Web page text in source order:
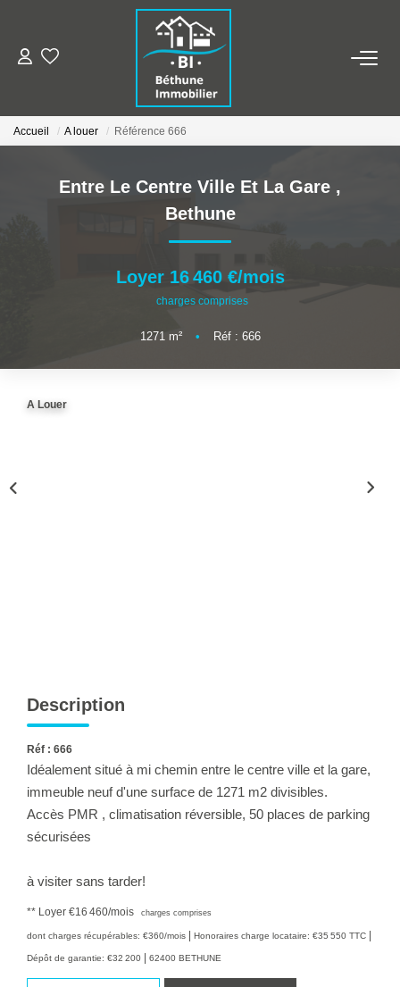
ALERTE MAILS
ESTIMER VOTRE BIEN
NOS AGENCES
Qui Sommes Nous
Nos Contacts
Nos Actualités
ACCES COPRO
Accueil A louer Référence 666
Entre Le Centre Ville Et La Gare ,
Bethune
Loyer 16 460 €/mois
charges comprises
1271 m² • Réf : 666
A Louer
Description
Réf : 666
Idéalement situé à mi chemin entre le centre ville et la gare,
immeuble neuf d'une surface de 1271 m2 divisibles.
Accès PMR , climatisation réversible, 50 places de parking
sécurisées
à visiter sans tarder!
** Loyer €16 460/mois charges comprises
dont charges récupérables: €360/mois | Honoraires charge locataire: €35 550 TTC |
Dépôt de garantie: €32 200 | 62400 BETHUNE